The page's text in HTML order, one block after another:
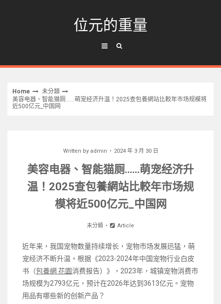
位元的重量
Home
未分類
美容电器、智能猫厕……萌宠经济升温！2025查包養網站比較年市场规模将
近500亿元_中国网
Written by admin 2024 年 3 月 30 日
美容电器、智能猫厕……萌宠经济升
温！2025查包養網站比較年市场规
模将近500亿元_中国网
未分類 Article
近年来，我国宠物数量持续增长，宠物市场发展迅猛，萌
宠经济不断升温。根据《2023-2024年中国宠物行业白皮
书（包養網 花園消费报告）》，2023年，城镇宠物消费市
场规模为2793亿元，预计在2026年达到3613亿元。宠物
用品有哪些新的创新产品？